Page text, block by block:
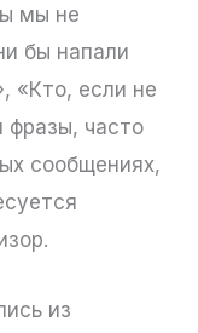
мы не
бы напали
«Кто, если не
фразы, часто
сообщениях,
из